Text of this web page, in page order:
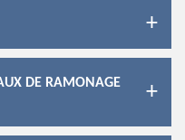
DE RAMONAGE